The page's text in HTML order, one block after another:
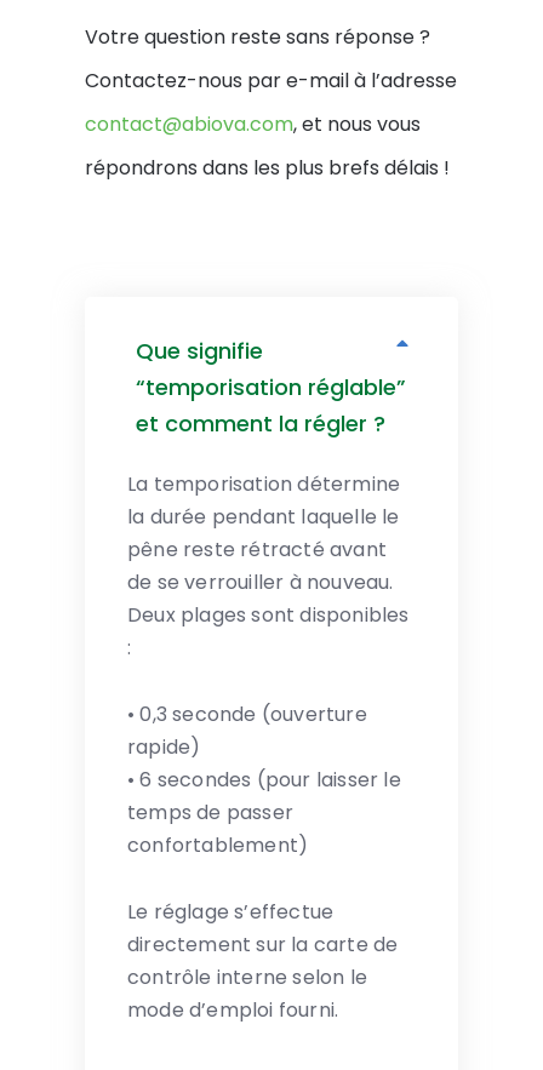
Votre question reste sans réponse ?
Contactez-nous par e-mail à l’adresse
contact@abiova.com, et nous vous
répondrons dans les plus brefs délais !
Que signifie
“temporisation réglable”
et comment la régler ?
La temporisation détermine
la durée pendant laquelle le
pêne reste rétracté avant
de se verrouiller à nouveau.
Deux plages sont disponibles
:
• 0,3 seconde (ouverture
rapide)
• 6 secondes (pour laisser le
temps de passer
confortablement)
Le réglage s’effectue
directement sur la carte de
contrôle interne selon le
mode d’emploi fourni.